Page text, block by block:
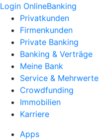
Login OnlineBanking
Privatkunden
Firmenkunden
Private Banking
Banking & Verträge
Meine Bank
Service & Mehrwerte
Crowdfunding
Immobilien
Karriere
Apps